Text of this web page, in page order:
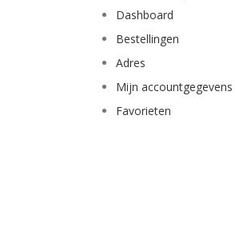
Dashboard
Bestellingen
Adres
Mijn accountgegevens
Favorieten